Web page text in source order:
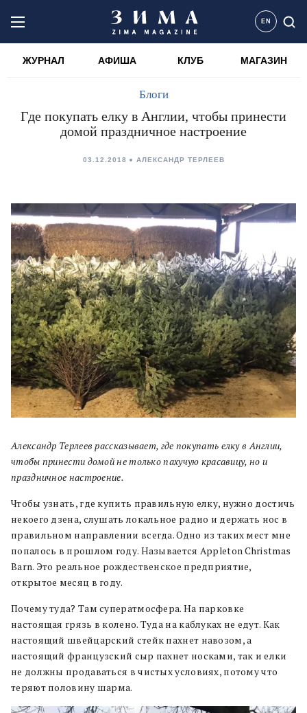
EN
ЖУРНАЛ АФИША КЛУБ МАГАЗИН
Блоги
Где покупать елку в Англии, чтобы принести
домой праздничное настроение
03.12.2018 АЛЕКСАНДР ТЕРЛЕЕВ
Александр Терлеев рассказывает, где покупать елку в Англии,
чтобы принести домой не только пахучую красавицу, но и
праздничное настроение.
Чтобы узнать, где купить правильную елку, нужно достичь
некоего дзена, слушать локальное радио и держать нос в
правильном направлении всегда. Одно из таких мест мне
попалось в прошлом году. Называется Appleton Christmas
Barn. Это реальное рождественское предприятие,
открытое месяц в году.
Почему туда? Там суператмосфера. На парковке
настоящая грязь в колено. Туда на каблуках не едут. Как
настоящий швейцарский стейк пахнет навозом, а
настоящий французский сыр пахнет носками, так и елки
не должны продаваться в чистых условиях, потому что
теряют половину шарма.